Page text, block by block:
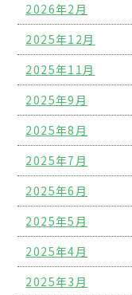
2026年2月
2025年12月
2025年11月
2025年9月
2025年8月
2025年7月
2025年6月
2025年5月
2025年4月
2025年3月